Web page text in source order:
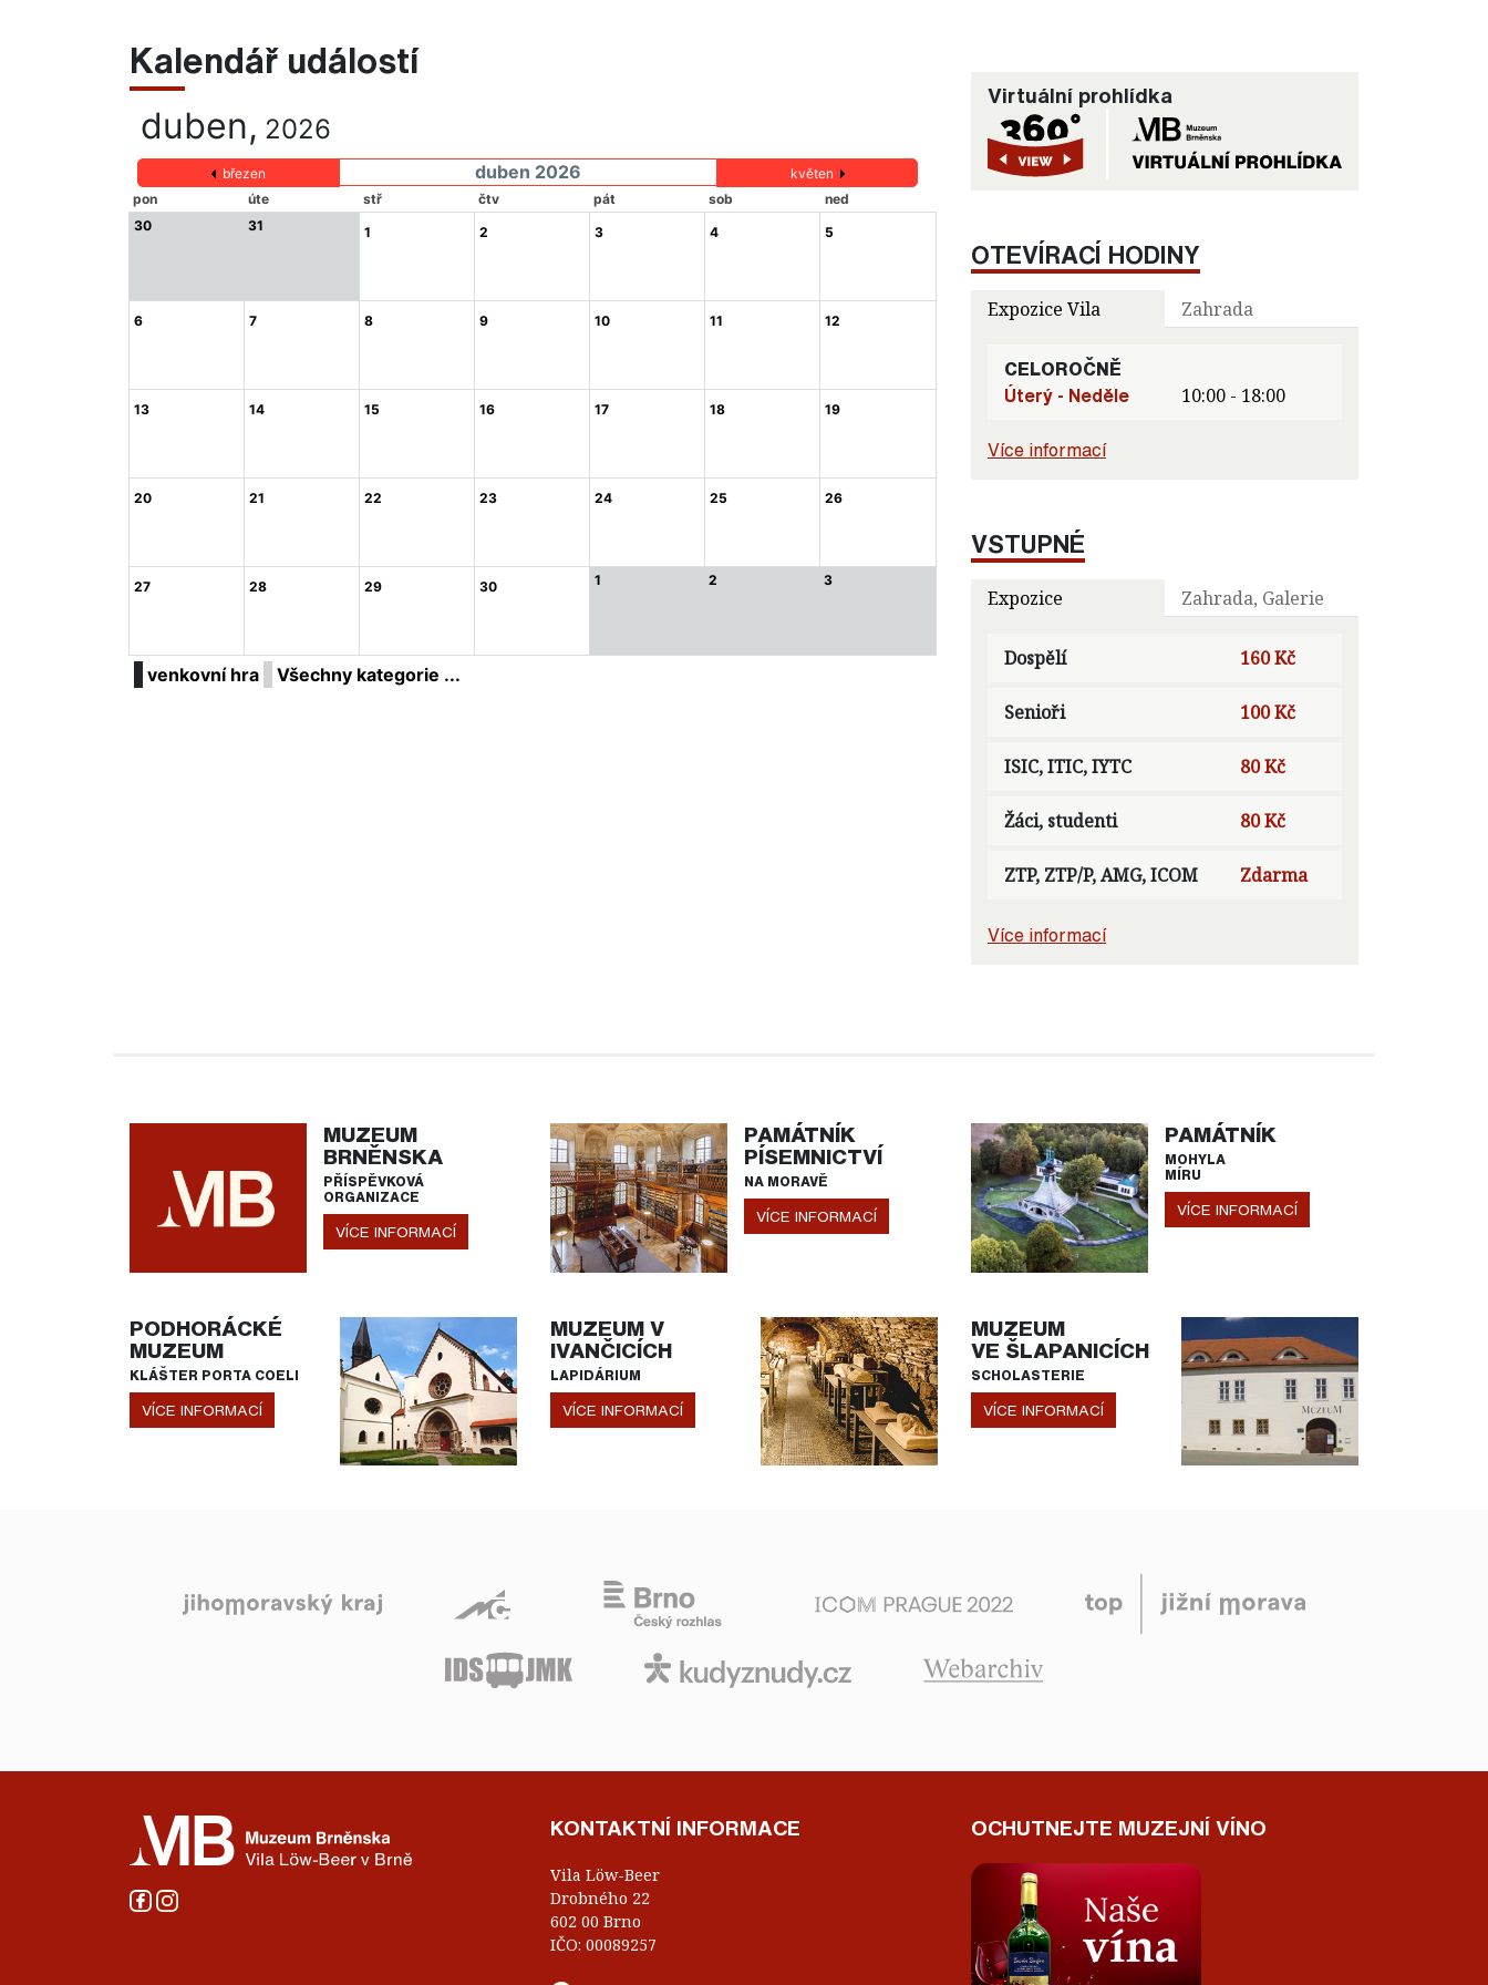
Kalendář událostí
duben, 2026
březen duben 2026
květen
pon
úte stř čtv pát sob
ned
30
31 1 2 3 4 5
6 7 8 9 10 11 12
13 14 15 16 17 18 19
20 21 22 23 24 25 26
27 28 29 30 1 2 3
venkovní hra Všechny kategorie ...
Virtuální prohlídka
OTEVÍRACÍ HODINY
Expozice Vila Zahrada
CELOROČNĚ
Úterý - Neděle
10:00 - 18:00
Více informací
VSTUPNÉ
Expozice Zahrada, Galerie
Dospělí 160 Kč
Senioři 100 Kč
ISIC, ITIC, IYTC 80 Kč
Žáci, studenti 80 Kč
ZTP, ZTP/P, AMG, ICOM Zdarma
Více informací
MUZEUM
BRNĚNSKA
PŘÍSPĚVKOVÁ
ORGANIZACE
VÍCE INFORMACÍ
PAMÁTNÍK
PÍSEMNICTVÍ
NA MORAVĚ
VÍCE INFORMACÍ
PAMÁTNÍK
MOHYLA
MÍRU
VÍCE INFORMACÍ
PODHORÁCKÉ
MUZEUM
KLÁŠTER PORTA COELI
VÍCE INFORMACÍ
MUZEUM V
IVANČICÍCH
LAPIDÁRIUM
VÍCE INFORMACÍ
MUZEUM
VE ŠLAPANICÍCH
SCHOLASTERIE
VÍCE INFORMACÍ
KONTAKTNÍ INFORMACE
Vila Löw-Beer
Drobného 22
602 00 Brno
IČO: 00089257
OCHUTNEJTE MUZEJNÍ VÍNO